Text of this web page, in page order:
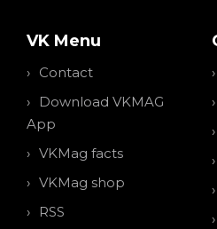
VK Menu
Contact
Download VKMAG
App
VKMag facts
VKMag shop
RSS